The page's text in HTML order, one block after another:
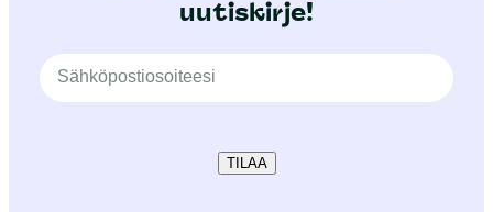
uutiskirje!
TILAA